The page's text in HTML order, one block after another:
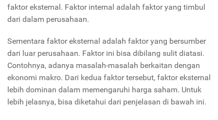
faktor eksternal. Faktor internal adalah faktor yang timbul
dari dalam perusahaan.
Sementara faktor eksternal adalah faktor yang bersumber
dari luar perusahaan. Faktor ini bisa dibilang sulit diatasi.
Contohnya, adanya masalah-masalah berkaitan dengan
ekonomi makro. Dari kedua faktor tersebut, faktor eksternal
lebih dominan dalam memengaruhi harga saham. Untuk
lebih jelasnya, bisa diketahui dari penjelasan di bawah ini.